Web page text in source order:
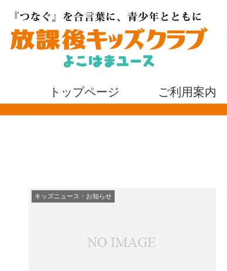
トップページ ご利用案内
キッズニュース・お知らせ